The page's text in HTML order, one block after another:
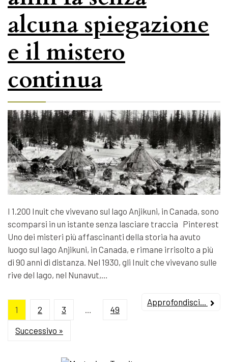
alcuna spiegazione
e il mistero
continua
I 1.200 Inuit che vivevano sul lago Anjikuni, in Canada, sono
scomparsi in un istante senza lasciare traccia Pinterest
Uno dei misteri più affascinanti della storia ha avuto
luogo sul lago Anjikuni, in Canada, e rimane irrisolto a più
di 90 anni di distanza. Nel 1930, gli Inuit che vivevano sulle
rive del lago, nel Nunavut,…
Approfondisci...
1 2 3 49
Successivo »